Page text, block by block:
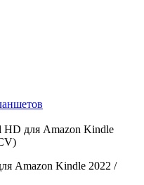
HD для Amazon Kindle
Amazon Kindle 2022 /